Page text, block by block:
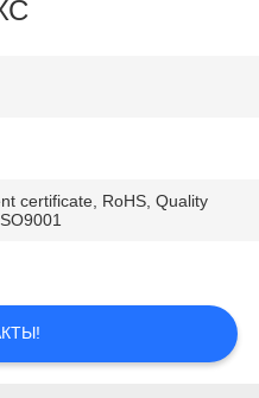
certificate, RoHS, Quality